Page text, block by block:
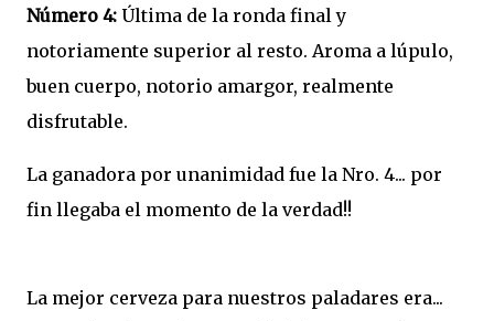
Número 4: Última de la ronda final y
notoriamente superior al resto. Aroma a lúpulo,
buen cuerpo, notorio amargor, realmente
disfrutable.
La ganadora por unanimidad fue la Nro. 4... por
fin llegaba el momento de la verdad!!
La mejor cerveza para nuestros paladares era...